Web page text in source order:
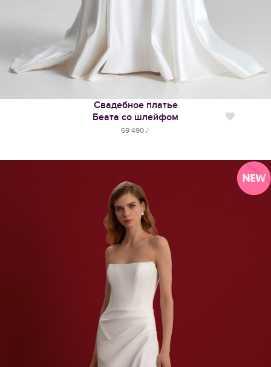
Свадебное платье
Беата со шлейфом
69 490